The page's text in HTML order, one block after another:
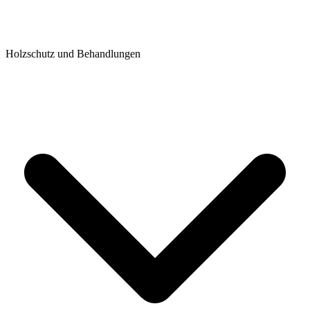
Holzschutz und Behandlungen